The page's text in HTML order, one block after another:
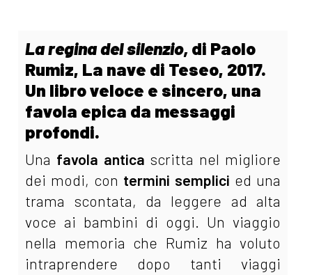
La regina del silenzio, di Paolo
Rumiz, La nave di Teseo, 2017.
Un libro veloce e sincero, una
favola epica da messaggi
profondi.
Una favola antica scritta nel migliore
dei modi, con termini semplici ed una
trama scontata, da leggere ad alta
voce ai bambini di oggi. Un viaggio
nella memoria che Rumiz ha voluto
intraprendere dopo tanti viaggi